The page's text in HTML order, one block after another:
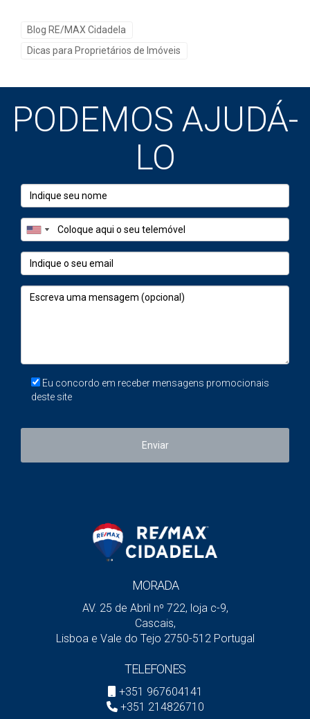
Muitos proprietários confundem movimento com tração.
Receber contactos não é o mesmo que estar bem
posicionado. Ter visitas não é o mesmo que ter
compradores sólidos. E ter uma proposta não é o mesmo
que estar perto de uma escritura segura.
O que realmente determina se uma casa
vende bem ou fica a arrastar
Se tivéssemos de reduzir o processo a três pilares, seriam
estes:preço de entrada, documentação validada e
apresentação competitiva.
verdade. A apresentação determina se o comprador
É por isso que vender casa não é “colocar no mercado e
ver o que acontece”. É montar uma operação comercial,
jurídica e estratégica com a ordem certa.
Como preparar a casa para vender mais
Uma das decisões mais importantes antes de vender é
Blog RE/MAX Cidadela
Dicas para Proprietários de Imóveis
PODEMOS AJUDÁ-
LO
Eu concordo em receber mensagens promocionais
deste site
Enviar
MORADA
AV. 25 de Abril nº 722, loja c-9,
Cascais,
Lisboa e Vale do Tejo 2750-512 Portugal
TELEFONES
+351 967604141
+351 214826710